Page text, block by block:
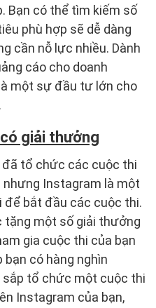
Bạn có thể tìm kiếm số
phù hợp sẽ dễ dàng
cần nỗ lực nhiều. Dành
cáo cho doanh
một sự đầu tư lớn cho
giải thưởng
tổ chức các cuộc thi
nhưng Instagram là một
để bắt đầu các cuộc thi.
một số giải thưởng
gia cuộc thi của bạn
có hàng nghìn
sắp tổ chức một cuộc thi
Instagram của bạn,